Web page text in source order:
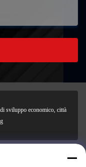
sviluppo economico, città